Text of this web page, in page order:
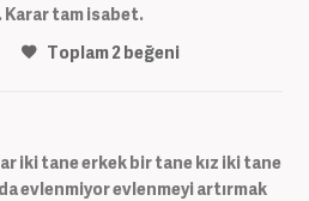
Karar tam isabet.
Toplam2 beğeni
iki tane erkek bir tane kız iki tane
evlenmiyor evlenmeyi artırmak